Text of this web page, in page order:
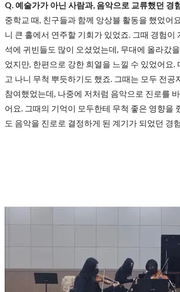
Q. 예술가가 아닌 사람과, 음악으로 교류했던 경
중학교 때, 친구들과 함께 앙상블 활동을 했었어
니 큰 홀에서 연주할 기회가 있었죠. 그때 경험이
석에 귀빈들도 많이 오셨었는데, 무대에 올라갔
었지만, 한편으로 강한 희열을 느낄 수 있었어요.
고 나니 무척 뿌듯하기도 했죠. 그때는 모두 전공
참여했었는데, 나중에 저처럼 음악으로 진로를
어요. 그때의 기억이 모두한테 무척 좋은 영향을
도 음악을 진로로 결정하게 된 계기가 되었던 경